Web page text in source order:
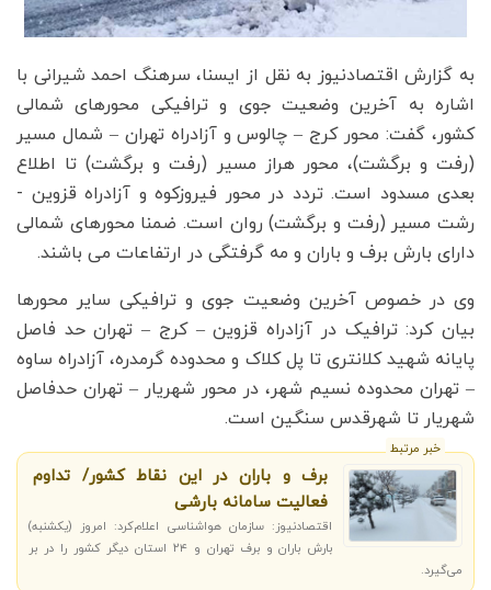
به گزارش اقتصادنیوز به نقل از ایسنا، سرهنگ احمد شیرانی با
اشاره به آخرین وضعیت جوی و ترافیکی محورهای شمالی
کشور، گفت: محور کرج – چالوس و آزادراه تهران – شمال مسیر
(رفت و برگشت)، محور هراز مسیر (رفت و برگشت) تا اطلاع
بعدی مسدود است. تردد در محور فیروزکوه و آزادراه قزوین -
رشت مسیر (رفت و برگشت) روان است. ضمنا محورهای شمالی
دارای بارش برف و باران و مه گرفتگی در ارتفاعات می باشند.
وی در خصوص آخرین وضعیت جوی و ترافیکی سایر محورها
بیان کرد: ترافیک در آزادراه قزوین – کرج – تهران حد فاصل
پایانه شهید کلانتری تا پل کلاک و محدوده گرمدره، آزادراه ساوه
– تهران محدوده نسیم شهر، در محور شهریار – تهران حدفاصل
شهریار تا شهرقدس سنگین است.
خبر مرتبط
برف و باران در این نقاط کشور/ تداوم
فعالیت سامانه بارشی
اقتصادنیوز: سازمان هواشناسی اعلام‌کرد: امروز (یکشنبه)
بارش باران و برف تهران و ۲۴ استان دیگر کشور را در بر
می‌گیرد.